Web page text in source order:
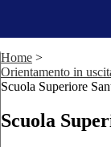
Home >
Orientamento in
Scuola Superiore
Scuola